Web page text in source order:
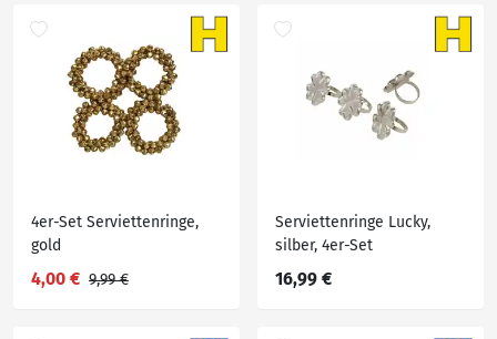
4er-Set Serviettenringe,
gold
4,00 € 9,99 €
Serviettenringe Lucky,
silber, 4er-Set
16,99 €